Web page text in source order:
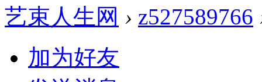
艺束人生网 › z527589766
加为好友